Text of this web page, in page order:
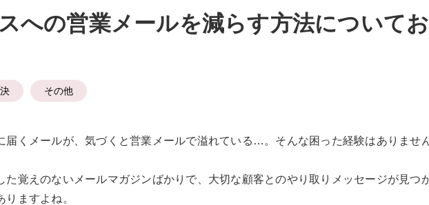
への営業メールを減らす方法についてお
その他
届くメールが、気づくと営業メールで溢れている…。そんな困った経験はありませ
た覚えのないメールマガジンばかりで、大切な顧客とのやり取りメッセージが見つ
ますよね。